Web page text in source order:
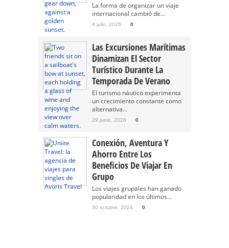
La forma de organizar un viaje
internacional cambió de...
4 julio, 2026 0
Las Excursiones Marítimas
Dinamizan El Sector
Turístico Durante La
Temporada De Verano
El turismo náutico experimenta
un crecimiento constante como
alternativa...
29 junio, 2026 0
Conexión, Aventura Y
Ahorro Entre Los
Beneficios De Viajar En
Grupo
Los viajes grupales han ganado
popularidad en los últimos...
30 octubre, 2024 0